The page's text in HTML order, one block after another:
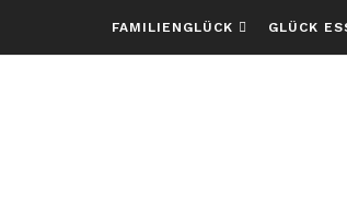
FAMILIENGLÜCK GLÜCK